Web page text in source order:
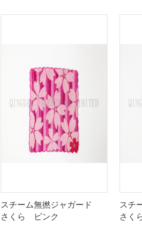
スチーム無撚ジャガード
さくら ピンク
スチ
さく